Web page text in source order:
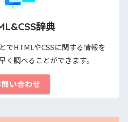
辞典
でHTMLやCSSに関する情報を
く調べることができます。
い合わせ